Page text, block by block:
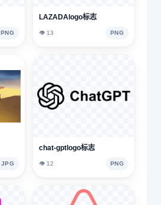
PNG
LAZADAlogo标志
👁️ 13 PNG
JPG
chat-gptlogo标志
👁️ 12 PNG